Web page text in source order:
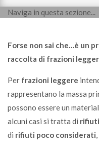
Naviga in questa sezione...
Forse non sai che…è un
raccolta di frazioni
Per frazioni leggere
rappresentano la massa
possono essere un
alcuni casi si tratta di
di rifiuti poco considerati